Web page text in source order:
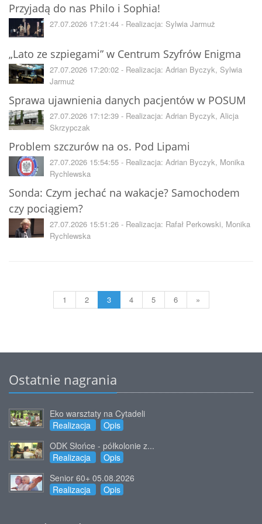
Przyjadą do nas Philo i Sophia!
27.07.2026 17:21:44 - Realizacja: Sylwia Jarmuż
„Lato ze szpiegami” w Centrum Szyfrów Enigma
27.07.2026 17:20:02 - Realizacja: Adrian Byczyk, Sylwia
Jarmuż
Sprawa ujawnienia danych pacjentów w POSUM
27.07.2026 17:12:39 - Realizacja: Adrian Byczyk, Alicja
Skrzypczak
Problem szczurów na os. Pod Lipami
27.07.2026 15:54:55 - Realizacja: Adrian Byczyk, Monika
Rychlewska
Sonda: Czym jechać na wakacje? Samochodem
czy pociągiem?
27.07.2026 15:51:26 - Realizacja: Rafał Perkowski, Monika
Rychlewska
1 2 3 4 5 6 »
Ostatnie nagrania
Eko warsztaty na Cytadeli
Realizacja
Opis
ODK Słońce - półkolonie z...
Realizacja
Opis
Senior 60+ 05.08.2026
Realizacja
Opis